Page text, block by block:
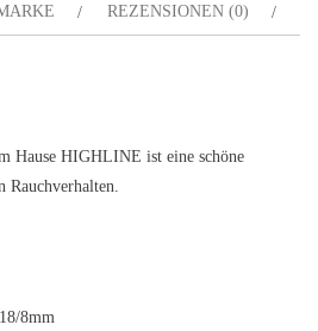
REZENSIONEN (0)
Hause HIGHLINE ist eine schöne
8mm